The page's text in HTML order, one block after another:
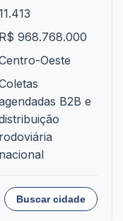
R$ 968.768.000
Oeste
B2B e
rodoviária
nacional
Buscar cidade